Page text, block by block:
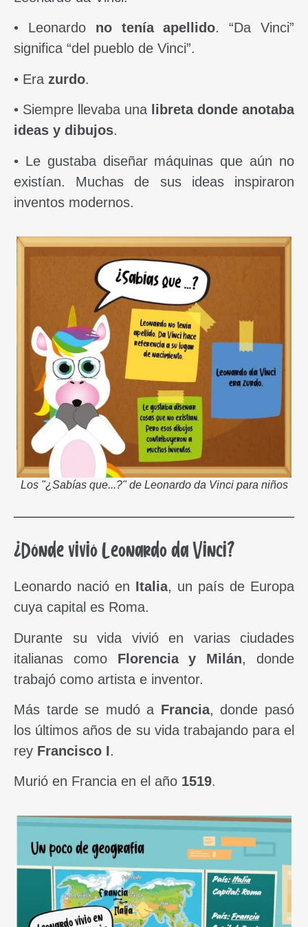
• Leonardo no tenía apellido. “Da Vinci”
significa “del pueblo de Vinci”.
• Era zurdo.
• Siempre llevaba una libreta donde anotaba
ideas y dibujos.
• Le gustaba diseñar máquinas que aún no
existían. Muchas de sus ideas inspiraron
inventos modernos.
Los "¿Sabías que...?" de Leonardo da Vinci para niños
¿Dónde vivió Leonardo da Vinci?
Leonardo nació en Italia, un país de Europa
cuya capital es Roma.
Durante su vida vivió en varias ciudades
italianas como Florencia y Milán, donde
trabajó como artista e inventor.
Más tarde se mudó a Francia, donde pasó
los últimos años de su vida trabajando para el
rey Francisco I.
Murió en Francia en el año 1519.